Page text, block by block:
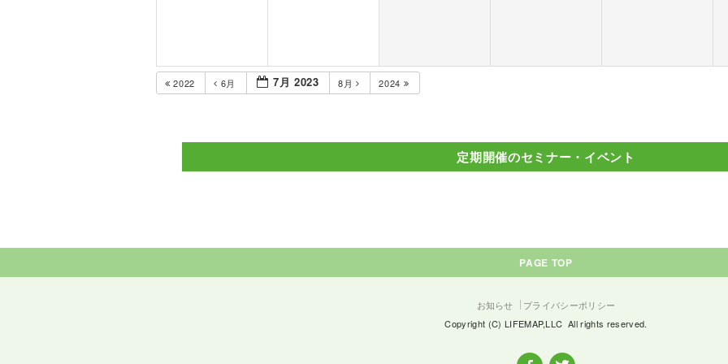
2022 6月 7月 2023 8月 2024
定期開催のセミナー・イベント
PAGE TOP
お知らせ
プライバシーポリシー
Copyright (C) LIFEMAP,LLC All rights reserved.